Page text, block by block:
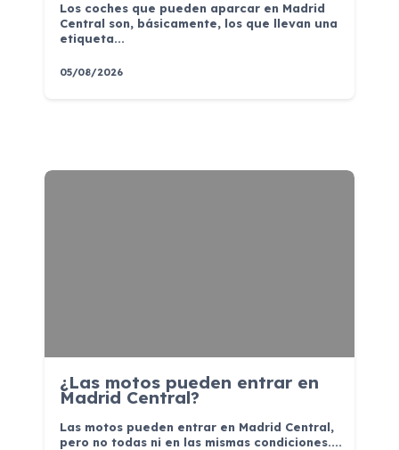
Los coches que pueden aparcar en Madrid
Central son, básicamente, los que llevan una
etiqueta...
05/08/2026
¿Las motos pueden entrar en
Madrid Central?
Las motos pueden entrar en Madrid Central,
pero no todas ni en las mismas condiciones....